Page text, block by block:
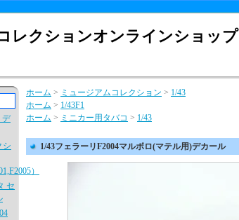
レクションオンラインショップ
デ
シ
）
セ
ホーム > ミュージアムコレクション > 1/43
ホーム > 1/43F1
ホーム > ミニカー用タバコ > 1/43
1/43フェラーリF2004マルボロ(マテル用)デカール